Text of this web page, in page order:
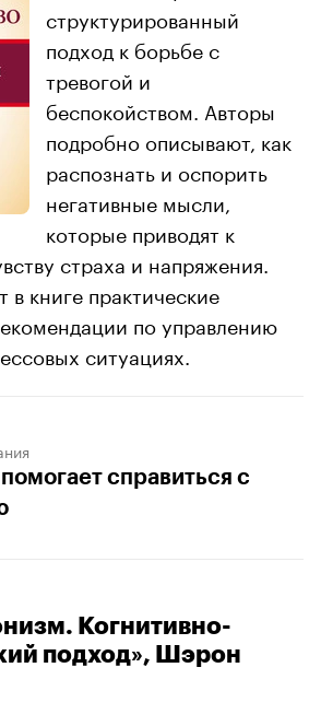
структурированный
подход к борьбе с
тревогой и
беспокойством. Авторы
подробно описывают, как
распознать и оспорить
негативные мысли,
которые приводят к
страха и напряжения.
в книге практические
по управлению
ситуациях.
справиться с
Когнитивно-
подход», Шэрон